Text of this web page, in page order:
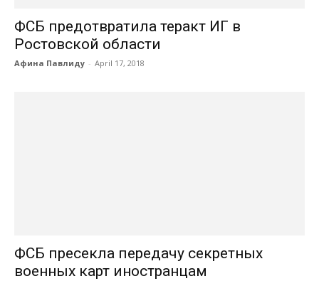
ФСБ предотвратила теракт ИГ в
Ростовской области
Афина Павлиду - April 17, 2018
ФСБ пресекла передачу секретных
военных карт иностранцам